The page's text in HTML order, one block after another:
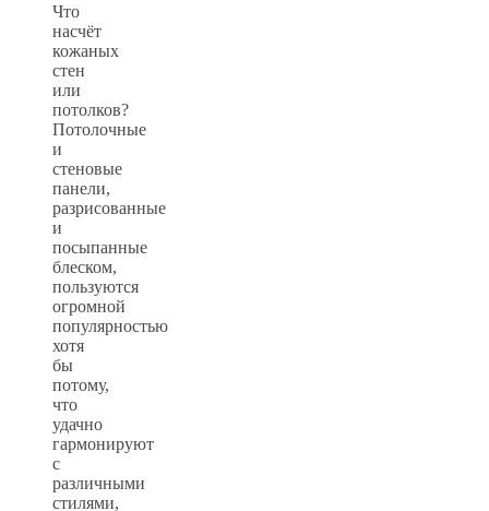
Что
насчёт
кожаных
стен
или
потолков?
Потолочные
и
стеновые
панели,
разрисованные
и
посыпанные
блеском,
пользуются
огромной
популярностью
хотя
бы
потому,
что
удачно
гармонируют
с
различными
стилями,